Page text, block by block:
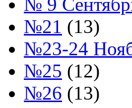
№21 (13)
№23-24
№25 (12)
№26 (13)